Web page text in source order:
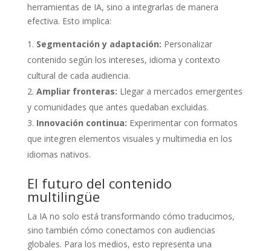
herramientas de IA, sino a integrarlas de manera
efectiva. Esto implica:
Segmentación y adaptación: Personalizar
contenido según los intereses, idioma y contexto
cultural de cada audiencia.
Ampliar fronteras: Llegar a mercados emergentes
y comunidades que antes quedaban excluidas.
Innovación continua: Experimentar con formatos
que integren elementos visuales y multimedia en los
idiomas nativos.
El futuro del contenido
multilingüe
La IA no solo está transformando cómo traducimos,
sino también cómo conectamos con audiencias
globales. Para los medios, esto representa una